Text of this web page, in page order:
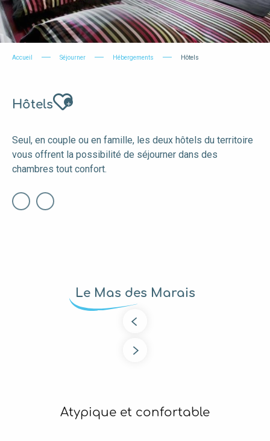
Accueil Séjourner Hébergements Hôtels
HôtelsAjouter aux favoris
Seul, en couple ou en famille, les deux hôtels du territoire
vous offrent la possibilité de séjourner dans des
chambres tout confort.
Le Mas des Marais
Atypique et confortable